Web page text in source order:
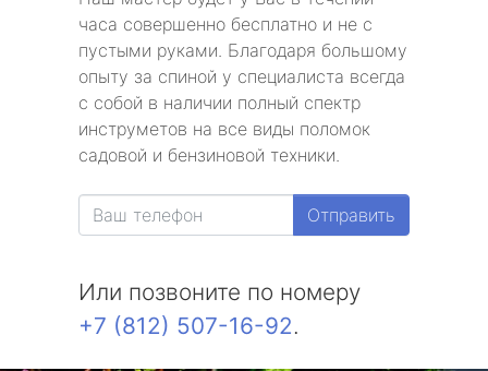
часа совершенно бесплатно и не с
пустыми руками. Благодаря большому
опыту за спиной у специалиста всегда
с собой в наличии полный спектр
инструметов на все виды поломок
садовой и бензиновой техники.
Отправить
Или позвоните по номеру
+7 (812) 507-16-92.